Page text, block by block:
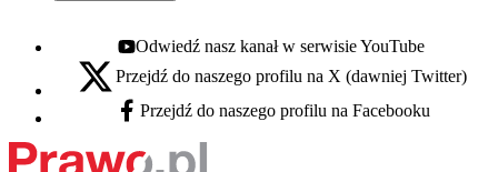
Youtube - otwiera się w nowej karcie
Odwiedź nasz kanał w serwisie YouTube
X - otwiera się w nowej karcie
Przejdź do naszego profilu na X (dawniej Twitter)
Facebook - otwiera się w nowej karcie
Przejdź do naszego profilu na Facebooku